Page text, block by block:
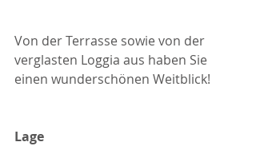
Von der Terrasse sowie von der
verglasten Loggia aus haben Sie
einen wunderschönen Weitblick!
Lage